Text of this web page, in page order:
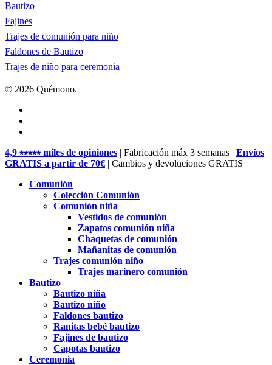
Bautizo
Fajines
Trajes de comunión para niño
Faldones de Bautizo
Trajes de niño para ceremonia
© 2026 Quémono.
Close
Menu
4,9 ⭑⭑⭑⭑⭑ miles de opiniones | Fabricación máx 3 semanas | Envíos
GRATIS a partir de 70€ | Cambios y devoluciones GRATIS
Comunión
Colección Comunión
Comunión niña
Vestidos de comunión
Zapatos comunión niña
Chaquetas de comunión
Mañanitas de comunión
Trajes comunión niño
Trajes marinero comunión
Bautizo
Bautizo niña
Bautizo niño
Faldones bautizo
Ranitas bebé bautizo
Fajines de bautizo
Capotas bautizo
Ceremonia